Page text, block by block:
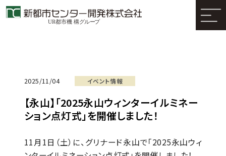
2025/11/04 イベント情報
【永山】「2025永山ウィンターイルミネー
ション点灯式」を開催しました！
11月1日（土）に、グリナード永山で「2025永山ウィ